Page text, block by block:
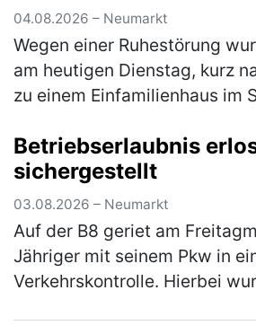
04.08.2026 – Neumarkt
Wegen einer Ruhestörung
am heutigen Dienstag, kurz
zu einem Einfamilienhaus im
über den Besuch jedoch
Betriebserlaubnis
sichergestellt
03.08.2026 – Neumarkt
Auf der B8 geriet am
Jähriger mit seinem Pkw in
Verkehrskontrolle. Hierbei